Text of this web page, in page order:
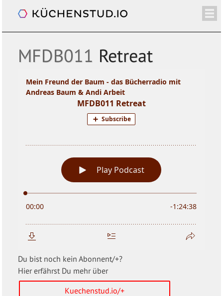
/+ ÜBER SHOP NEWSLETTER
KALENDER
MFDB011 Retreat
Du bist noch kein Abonnent/+?
Hier erfährst Du mehr über
Kuechenstud.io/+